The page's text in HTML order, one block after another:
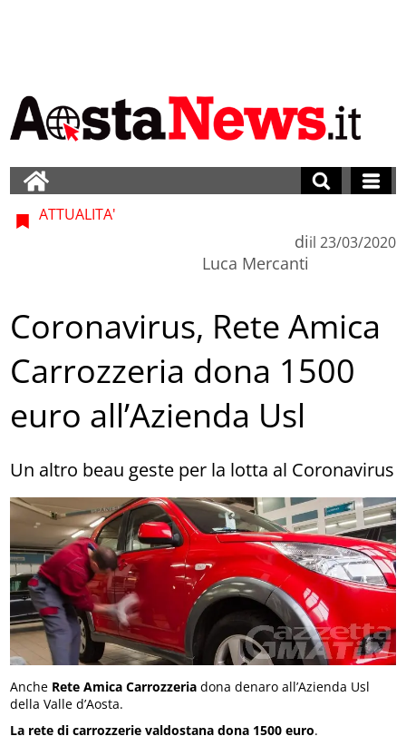
ATTUALITA'
di
Luca Mercanti
il 23/03/2020
Coronavirus, Rete Amica
Carrozzeria dona 1500
euro all’Azienda Usl
Un altro beau geste per la lotta al Coronavirus
Anche Rete Amica Carrozzeria dona denaro all’Azienda Usl
della Valle d’Aosta.
La rete di carrozzerie valdostana dona 1500 euro.